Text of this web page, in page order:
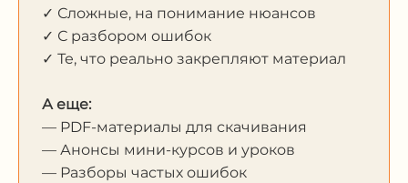
✓ Сложные, на понимание нюансов
✓ С разбором ошибок
✓ Те, что реально закрепляют материал
А еще:
— PDF-материалы для скачивания
— Анонсы мини-курсов и уроков
— Разборы частых ошибок